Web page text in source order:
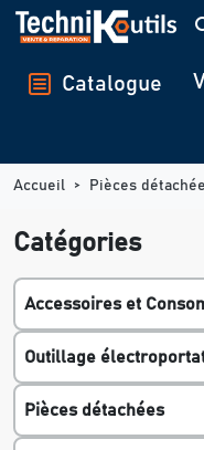
Panneau de gestion des
Catalogue
Accueil Pièces
Catégories
Accessoires et
Outillage
Pièces détachées